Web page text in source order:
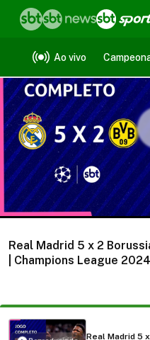
Ao vivo
Vídeos
Real Madrid 5 x 2
| Champions League
Real Madrid 5